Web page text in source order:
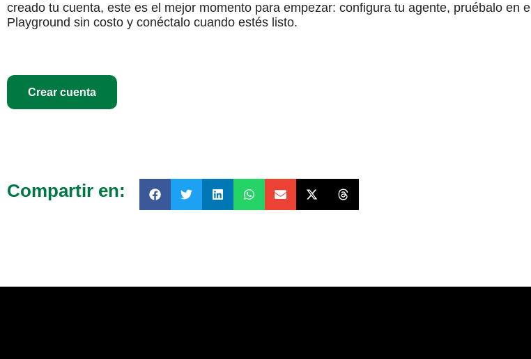
creado tu cuenta, este es el mejor momento para empezar: configura tu agente, pruébalo en el
Playground sin costo y conéctalo cuando estés listo.
Crear cuenta
Compartir en: